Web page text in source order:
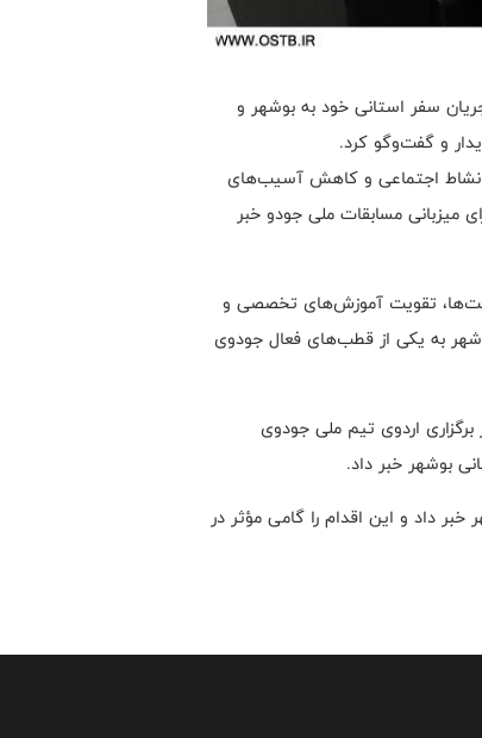
سفر استانی خود به بوشهر و
و گفت‌وگو کرد.
نشاط اجتماعی و کاهش آسیب‌های
میزبانی مسابقات ملی جودو خبر
تقویت آموزش‌های تخصصی و
به یکی از قطب‌های فعال جودوی
اردوی تیم ملی جودوی
بوشهر خبر داد.
داد و این اقدام را گامی مؤثر در